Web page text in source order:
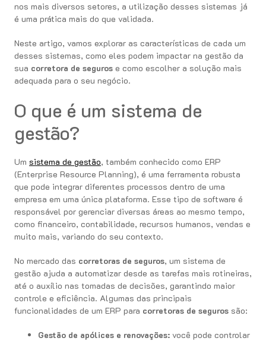
nos mais diversos setores, a utilização desses sistemas já
é uma prática mais do que validada.
Neste artigo, vamos explorar as características de cada um
desses sistemas, como eles podem impactar na gestão da
sua corretora de seguros e como escolher a solução mais
adequada para o seu negócio.
O que é um sistema de
gestão?
Um sistema de gestão, também conhecido como ERP
(Enterprise Resource Planning), é uma ferramenta robusta
que pode integrar diferentes processos dentro de uma
empresa em uma única plataforma. Esse tipo de software é
responsável por gerenciar diversas áreas ao mesmo tempo,
como financeiro, contabilidade, recursos humanos, vendas e
muito mais, variando do seu contexto.
No mercado das corretoras de seguros, um sistema de
gestão ajuda a automatizar desde as tarefas mais rotineiras,
até o auxílio nas tomadas de decisões, garantindo maior
controle e eficiência. Algumas das principais
funcionalidades de um ERP para corretoras de seguros são:
Gestão de apólices e renovações: você pode controlar